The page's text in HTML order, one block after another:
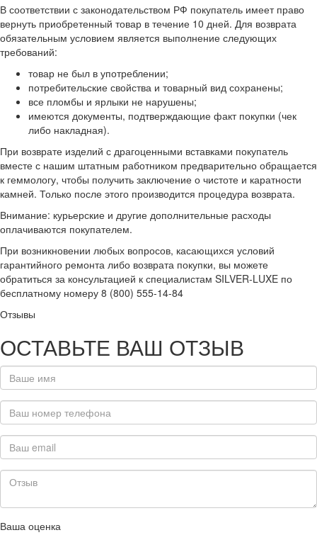
В соответствии с законодательством РФ покупатель имеет право
вернуть приобретенный товар в течение 10 дней. Для возврата
обязательным условием является выполнение следующих
требований:
товар не был в употреблении;
потребительские свойства и товарный вид сохранены;
все пломбы и ярлыки не нарушены;
имеются документы, подтверждающие факт покупки (чек
либо накладная).
При возврате изделий с драгоценными вставками покупатель
вместе с нашим штатным работником предварительно обращается
к геммологу, чтобы получить заключение о чистоте и каратности
камней. Только после этого производится процедура возврата.
Внимание: курьерские и другие дополнительные расходы
оплачиваются покупателем.
При возникновении любых вопросов, касающихся условий
гарантийного ремонта либо возврата покупки, вы можете
обратиться за консультацией к специалистам SILVER-LUXE по
бесплатному номеру 8 (800) 555-14-84
Отзывы
ОСТАВЬТЕ ВАШ ОТЗЫВ
Ваша оценка